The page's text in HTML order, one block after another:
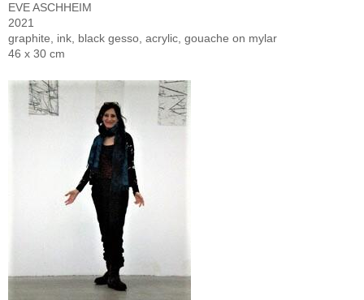
EVE ASCHHEIM
2021
graphite, ink, black gesso, acrylic, gouache on mylar
46 x 30 cm